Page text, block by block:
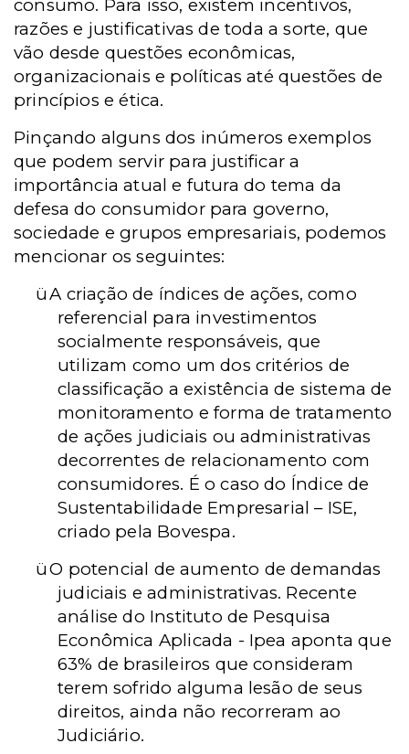
consumo. Para isso, existem incentivos,
razões e justificativas de toda a sorte, que
vão desde questões econômicas,
organizacionais e políticas até questões de
princípios e ética.
Pinçando alguns dos inúmeros exemplos
que podem servir para justificar a
importância atual e futura do tema da
defesa do consumidor para governo,
sociedade e grupos empresariais, podemos
mencionar os seguintes:
üA criação de índices de ações, como
referencial para investimentos
socialmente responsáveis, que
utilizam como um dos critérios de
classificação a existência de sistema de
monitoramento e forma de tratamento
de ações judiciais ou administrativas
decorrentes de relacionamento com
consumidores. É o caso do Índice de
Sustentabilidade Empresarial – ISE,
criado pela Bovespa.
üO potencial de aumento de demandas
judiciais e administrativas. Recente
análise do Instituto de Pesquisa
Econômica Aplicada - Ipea aponta que
63% de brasileiros que consideram
terem sofrido alguma lesão de seus
direitos, ainda não recorreram ao
Judiciário.